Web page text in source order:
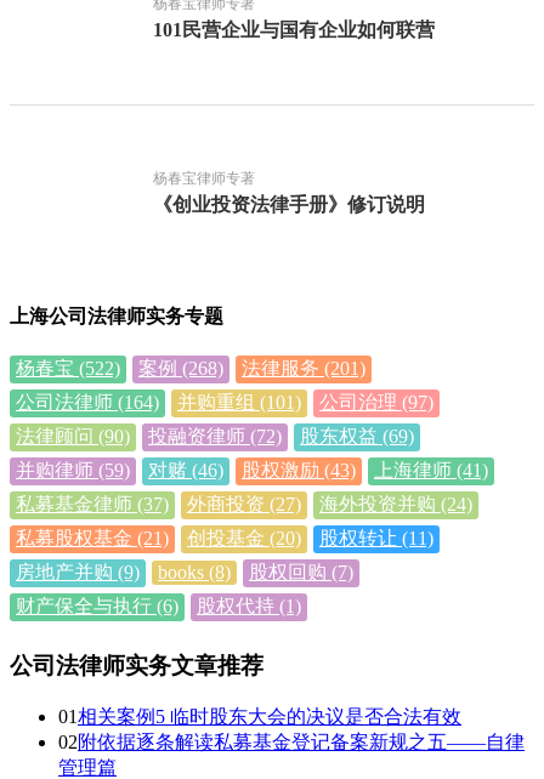
杨春宝律师专著
101民营企业与国有企业如何联营
杨春宝律师专著
《创业投资法律手册》修订说明
上海公司法律师实务专题
杨春宝 (522) 案例 (268) 法律服务 (201)
公司法律师 (164) 并购重组 (101) 公司治理 (97)
法律顾问 (90) 投融资律师 (72) 股东权益 (69)
并购律师 (59) 对赌 (46) 股权激励 (43) 上海律师 (41)
私募基金律师 (37) 外商投资 (27) 海外投资并购 (24)
私募股权基金 (21) 创投基金 (20) 股权转让 (11)
房地产并购 (9) books (8) 股权回购 (7)
财产保全与执行 (6) 股权代持 (1)
公司法律师实务文章推荐
01相关案例5 临时股东大会的决议是否合法有效
02附依据逐条解读私募基金登记备案新规之五——自律
管理篇